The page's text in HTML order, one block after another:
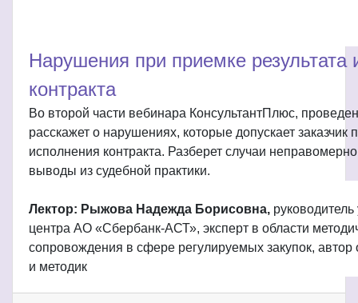
Нарушения при приемке результата
контракта
Во второй части вебинара КонсультантПлюс,
расскажет о нарушениях, которые допускает заказчик
исполнения контракта. Разберет случаи
выводы из судебной практики.
Лектор: Рыжова Надежда Борисовна,
центра АО «Сбербанк-АСТ», эксперт в области
сопровождения в сфере регулируемых закупок,
и методик